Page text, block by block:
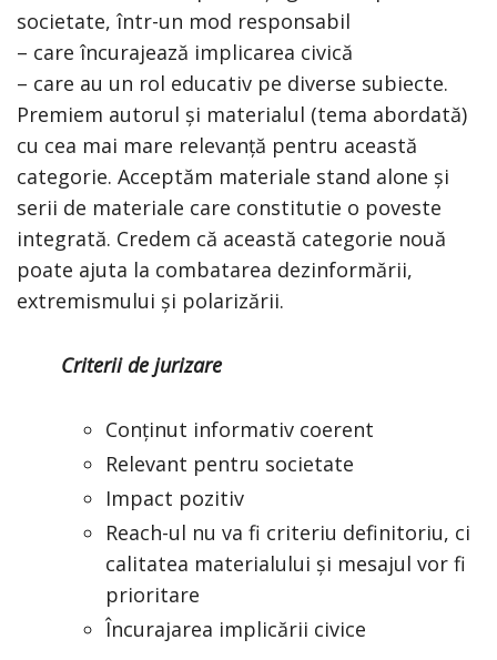
societate, într-un mod responsabil
– care încurajează implicarea civică
– care au un rol educativ pe diverse subiecte.
Premiem autorul și materialul (tema abordată)
cu cea mai mare relevanță pentru această
categorie. Acceptăm materiale stand alone și
serii de materiale care constitutie o poveste
integrată. Credem că această categorie nouă
poate ajuta la combatarea dezinformării,
extremismului și polarizării.
Criterii de jurizare
Conținut informativ coerent
Relevant pentru societate
Impact pozitiv
Reach-ul nu va fi criteriu definitoriu, ci
calitatea materialului și mesajul vor fi
prioritare
Încurajarea implicării civice